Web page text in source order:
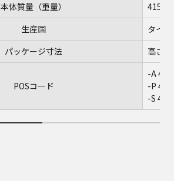
本体質量（重量）
415g
生産国
タイ製
パッケージ寸法
高さ
POSコード
-A
-P
-S